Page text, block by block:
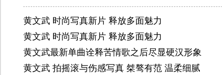
黄文武 时尚写真新片 释放多面魅力
黄文武 时尚写真新片 释放多面魅力
黄文武最新单曲诠释苦情歌之后尽显硬汉形象
黄文武 拍摇滚与伤感写真 桀骜有范 温柔细腻